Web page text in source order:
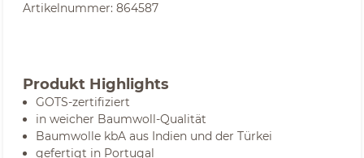
Artikelnummer: 864587
Produkt Highlights
GOTS-zertifiziert
in weicher Baumwoll-Qualität
Baumwolle kbA aus Indien und der Türkei
gefertigt in Portugal